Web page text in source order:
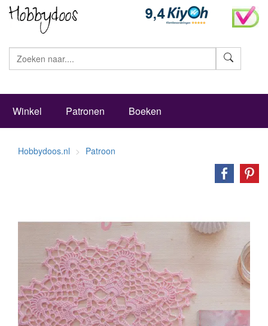
Winkel Patronen Boeken
Hobbydoos.nl Patroon